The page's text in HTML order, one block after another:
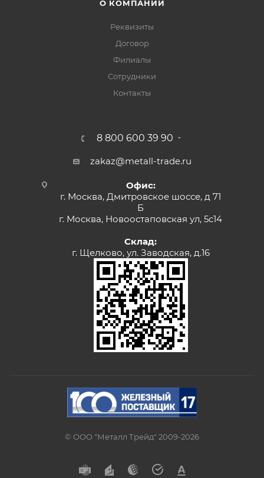
О КОМПАНИИ
Реквизиты
Договор
Филиалы
Сотрудники
Контакты
8 800 600 39 90
zakaz@metall-trade.ru
Офис:
г. Москва, Дмитровское шоссе, д 71
Б
г. Москва, Новоостаповская ул, 5с14
Склад:
г. Щелково, ул. Заводская, д.16
© ООО "Металл Трейд" 2009-2026